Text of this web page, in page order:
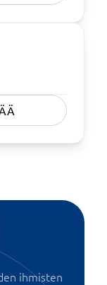
ihmisten